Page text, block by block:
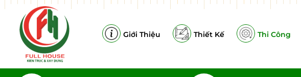
Giới Thiệu Thiết Kế Thi Công